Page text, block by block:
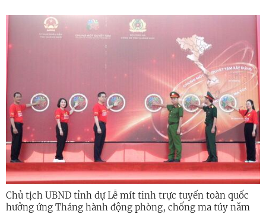
Chủ tịch UBND tỉnh dự Lễ mít tinh trực tuyến toàn quốc
hưởng ứng Tháng hành động phòng, chống ma túy năm